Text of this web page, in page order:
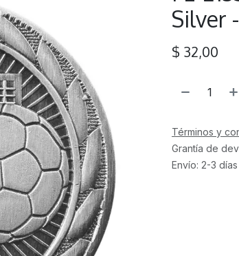
Silver
$ 32,00
Términos y
Grantía de
Envío: 2-3